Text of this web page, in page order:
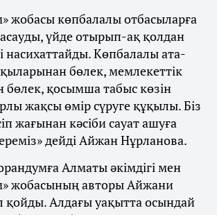
жобасы көпбалалы отбасыларға
үйде отырып-ақ қолдан
насихаттайды. Көпбалалы ата-
бөлек, мемлекеттік
қосымша табыс көзін
жақсы өмір сүруге құқылы. Біз
жағынан кәсіби сауат ашуға
дейді Айжан Нұрланова.
Алматы әкімдігі мен
жобасының авторы Айжани
қойды. Алдағы уақытта осындай